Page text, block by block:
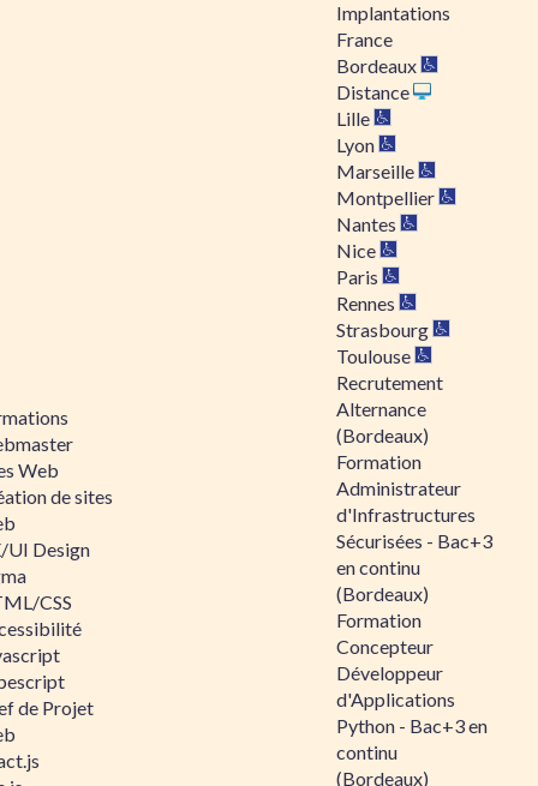
Web
de sites
UI Design
CSS
de Projet
Implantations
France
Bordeaux
Distance
Lille
Lyon
Marseille
Montpellier
Nantes
Nice
Paris
Rennes
Strasbourg
Toulouse
Recrutement
Alternance
(Bordeaux)
Formation
Administrateur
d'Infrastructures
Sécurisées - Bac+3
en continu
(Bordeaux)
Formation
Concepteur
Développeur
d'Applications
Python - Bac+3 en
continu
(Bordeaux)